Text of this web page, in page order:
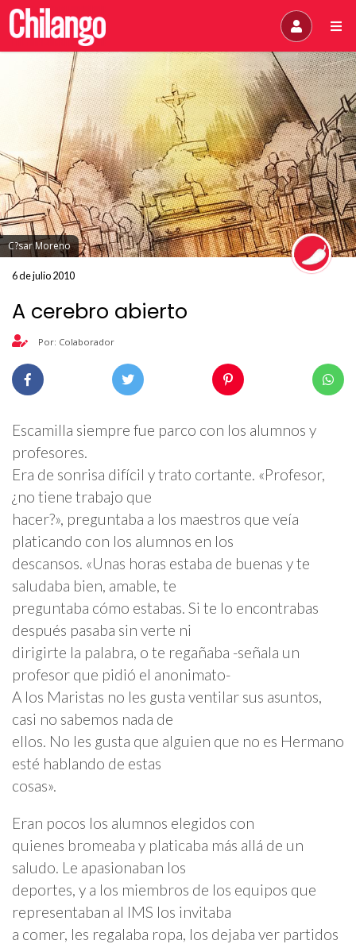
C?sar Moreno
6 de julio 2010
A cerebro abierto
Por: Colaborador
Escamilla siempre fue parco con los alumnos y
profesores.
Era de sonrisa difícil y trato cortante. «Profesor,
¿no tiene trabajo que
hacer?», preguntaba a los maestros que veía
platicando con los alumnos en los
descansos. «Unas horas estaba de buenas y te
saludaba bien, amable, te
preguntaba cómo estabas. Si te lo encontrabas
después pasaba sin verte ni
dirigirte la palabra, o te regañaba -señala un
profesor que pidió el anonimato-
A los Maristas no les gusta ventilar sus asuntos,
casi no sabemos nada de
ellos. No les gusta que alguien que no es Hermano
esté hablando de estas
cosas».
Eran pocos los alumnos elegidos con
quienes bromeaba y platicaba más allá de un
saludo. Le apasionaban los
deportes, y a los miembros de los equipos que
representaban al IMS los invitaba
a comer, les regalaba ropa, los dejaba ver partidos